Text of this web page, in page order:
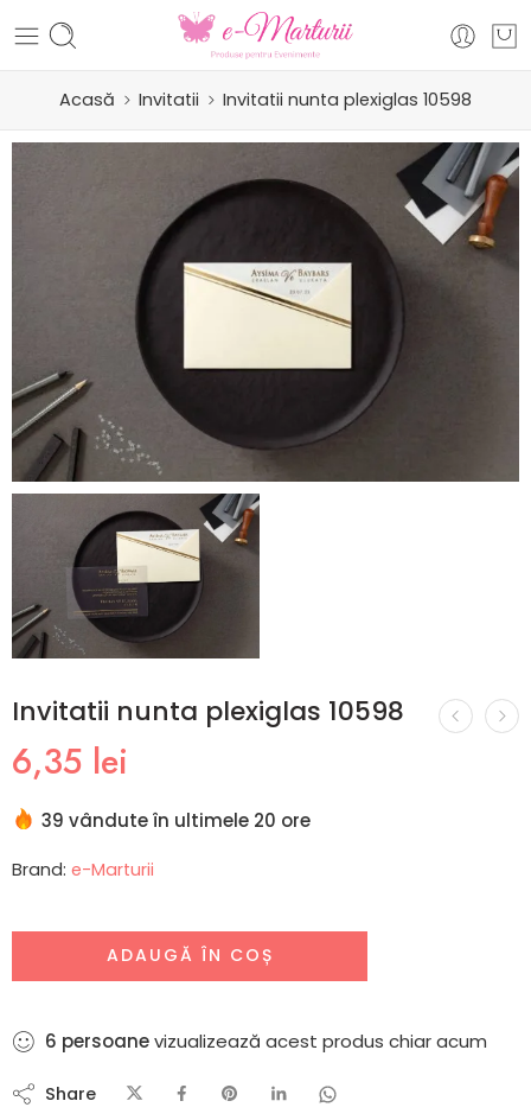
Acasă Invitatii Invitatii nunta plexiglas 10598
Invitatii nunta plexiglas 10598
6,35 lei
39 vândute în ultimele 20 ore
Brand: e-Marturii
ADAUGĂ ÎN COȘ
6 persoanevizualizează acest produs chiar acum
Share